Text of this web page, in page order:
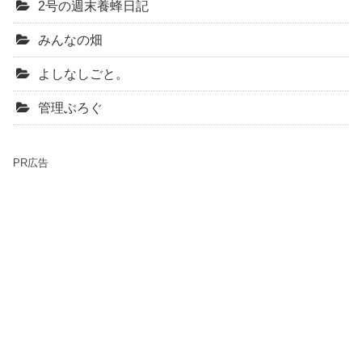
2号の週末養蜂日記
みんなの畑
よしなしごと。
管理ぶろぐ
PR広告